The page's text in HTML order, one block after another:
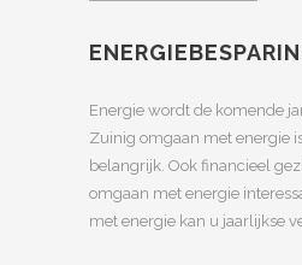
Energie wordt de komende
Zuinig omgaan met energie
belangrijk. Ook financieel
omgaan met energie
met energie kan u jaarlijkse